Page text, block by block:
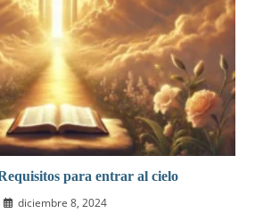
para entrar al cielo
diciembre 8, 2024